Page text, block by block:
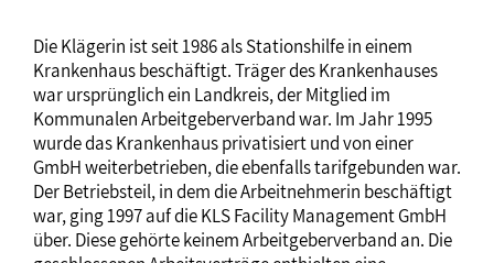
Die Klägerin ist seit 1986 als Stationshilfe in einem
Krankenhaus beschäftigt. Träger des Krankenhauses
war ursprünglich ein Landkreis, der Mitglied im
Kommunalen Arbeitgeberverband war. Im Jahr 1995
wurde das Krankenhaus privatisiert und von einer
GmbH weiterbetrieben, die ebenfalls tarifgebunden war.
Der Betriebsteil, in dem die Arbeitnehmerin beschäftigt
war, ging 1997 auf die KLS Facility Management GmbH
über. Diese gehörte keinem Arbeitgeberverband an. Die